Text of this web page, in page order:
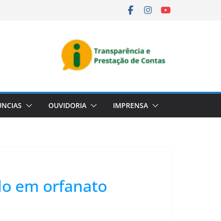
OUVIDORIA IMPRENSA
em orfanato